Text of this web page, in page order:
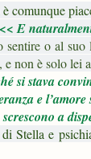
comunque
<< E
o al
non è solo lei
si stava
e
a
Stella e